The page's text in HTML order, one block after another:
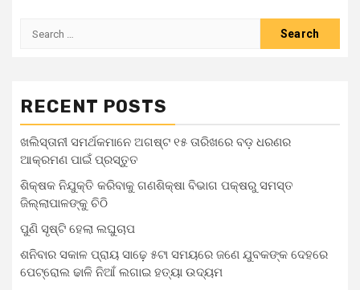
RECENT POSTS
ଖଲିସ୍ତାନୀ ସମର୍ଥକମାନେ ଅଗଷ୍ଟ ୧୫ ତାରିଖରେ ବଡ଼ ଧରଣର
ଆକ୍ରମଣ ପାଇଁ ପ୍ରସ୍ତୁତ
ଶିକ୍ଷକ ନିଯୁକ୍ତି କରିବାକୁ ଗଣଶିକ୍ଷା ବିଭାଗ ପକ୍ଷରୁ ସମସ୍ତ
ଜିଲ୍ଲାପାଳଙ୍କୁ ଚିଠି
ପୁଣି ସୃଷ୍ଟି ହେଲା ଲଘୁଚାପ
ଶନିବାର ସକାଳ ପ୍ରାୟ ସାଢ଼େ ୫ଟା ସମୟରେ ଜଣେ ଯୁବକଙ୍କ ଦେହରେ
ପେଟ୍ରୋଲ ଢାଳି ନିଆଁ ଲଗାଇ ହତ୍ୟା ଉଦ୍ୟମ